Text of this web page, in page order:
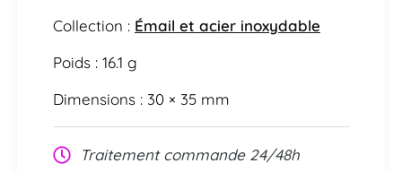
Collection : Émail et acier inoxydable
Poids : 16.1 g
Dimensions : 30 × 35 mm
Traitement commande 24/48h